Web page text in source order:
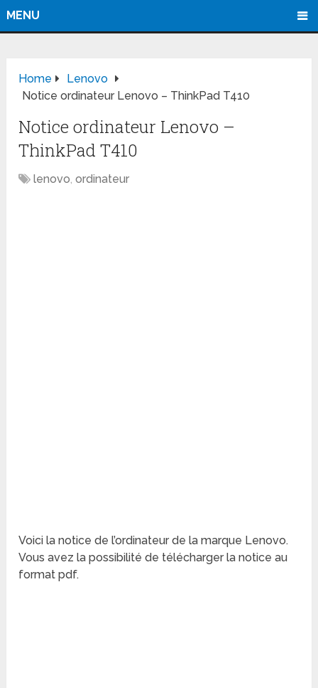
MENU
Home
Lenovo
Notice ordinateur Lenovo – ThinkPad T410
Notice ordinateur Lenovo –
ThinkPad T410
lenovo,ordinateur
Voici la notice de l’ordinateur de la marque Lenovo.
Vous avez la possibilité de télécharger la notice au
format pdf.